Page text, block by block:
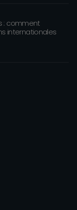
: comment
internationales